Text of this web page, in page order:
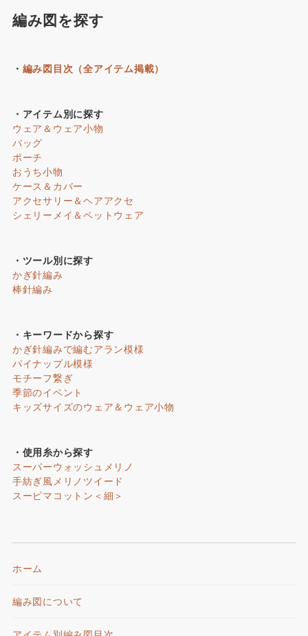
編み図を探す
・ 編み図目次（全アイテム掲載）
・アイテム別に探す
ウェア＆ウェア小物
バッグ
ポーチ
おうち小物
ケース＆カバー
アクセサリー＆ヘアアクセ
シェリーメイ＆ペットウェア
・ツール別に探す
かぎ針編み
棒針編み
・キーワードから探す
かぎ針編みで編むアラン模様
パイナップル模様
モチーフ繋ぎ
季節のイベント
キッズサイズのウェア＆ウェア小物
・使用糸から探す
スーパーウォッシュメリノ
手紡ぎ風メリノツイード
スーピマコットン＜細＞
ホーム
編み図について